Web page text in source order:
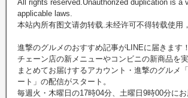
All rights reserved.Unauthorized duplication is a
applicable laws.
本站內所有图文请勿转载.未经许可不得转载使用
進撃のグルメのおすすめ記事がLINEに届きます！
チェーン店の新メニューやコンビニの新商品を
まとめてお届けするアカウント・進撃のグルメ
ート」の配信がスタート。
毎週火・木曜日の17時04分、土曜日9時00分に